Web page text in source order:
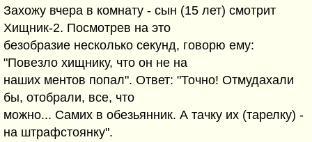
Захожу вчера в комнату - сын (15 лет) смотрит
Хищник-2. Посмотрев на это
безобразие несколько секунд, говорю ему:
"Повезло хищнику, что он не на
наших ментов попал". Ответ: "Точно! Отмудахали
бы, отобрали, все, что
можно... Самих в обезьянник. А тачку их (тарелку) -
на штрафстоянку".